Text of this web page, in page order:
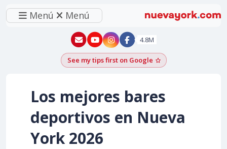
Menú Menú
New York - YouTube
New York - Instagram
4.8M
See my tips first on GoogleAdd as a Google
Los mejores bares
deportivos en Nueva
York 2026